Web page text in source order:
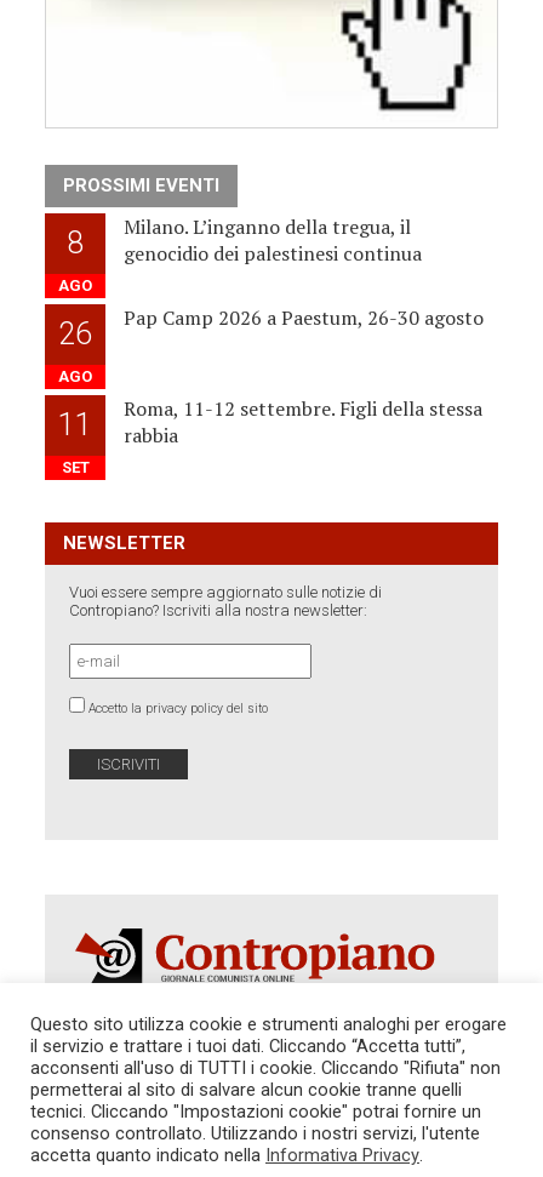
PROSSIMI EVENTI
8
AGO
Milano. L’inganno della tregua, il
genocidio dei palestinesi continua
26
AGO
Pap Camp 2026 a Paestum, 26-30 agosto
11
SET
Roma, 11-12 settembre. Figli della stessa
rabbia
NEWSLETTER
Vuoi essere sempre aggiornato sulle notizie di
Contropiano? Iscriviti alla nostra newsletter:
Accetto la privacy policy del sito
Autorizzazione del Tribunale di Roma 286 del 31
dicembre 2014. Direttore Responsabile: Sergio
Cararo. Indirizzo: V.Casalbruciato 27- sc. B - 00159
Tel. 06.640.122.19 -redazione@contropiano.org
Questo sito utilizza cookie e strumenti analoghi per erogare
il servizio e trattare i tuoi dati. Cliccando “Accetta tutti”,
acconsenti all'uso di TUTTI i cookie. Cliccando "Rifiuta" non
permetterai al sito di salvare alcun cookie tranne quelli
tecnici. Cliccando "Impostazioni cookie" potrai fornire un
consenso controllato. Utilizzando i nostri servizi, l'utente
accetta quanto indicato nella Informativa Privacy.